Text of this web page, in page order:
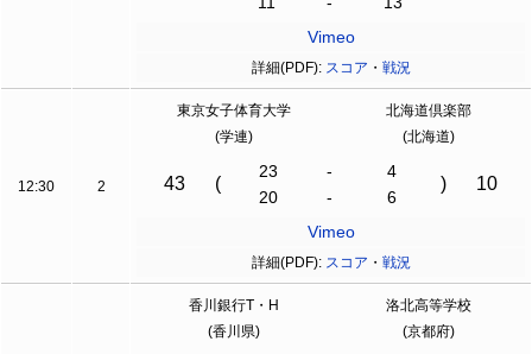
Vimeo
詳細(PDF): スコア ・ 戦況
12:30 2
東京女子体育大学
(学連)
北海道倶楽部
(北海道)
43 (
23 -
4
20
- 6
) 10
Vimeo
詳細(PDF): スコア ・ 戦況
香川銀行T・H
(香川県)
洛北高等学校
(京都府)